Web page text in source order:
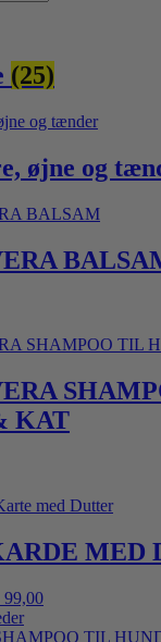
(25)
øjne og
KAT
MED
99,00Prisinterval:
til